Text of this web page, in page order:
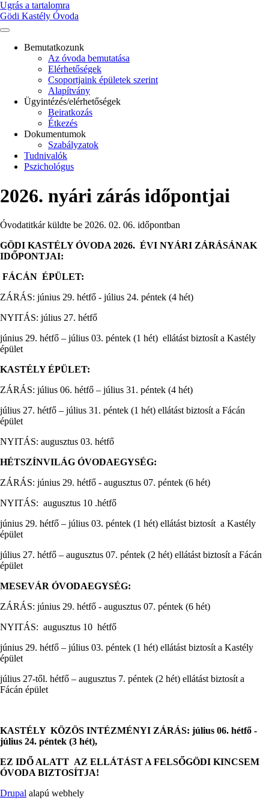
Ugrás a tartalomra
Gödi Kastély Óvoda
Bemutatkozunk
Az óvoda bemutatása
Elérhetőségek
Csoportjaink épületek szerint
Alapítvány
Ügyintézés/elérhetőségek
Beiratkozás
Étkezés
Dokumentumok
Szabályzatok
Tudnivalók
Pszichológus
2026. nyári zárás időpontjai
Óvodatitkárküldte be 2026. 02. 06. időpontban
GÖDI KASTÉLY ÓVODA 2026. ÉVI NYÁRI ZÁRÁSÁNAK
IDŐPONTJAI:
FÁCÁN ÉPÜLET:
ZÁRÁS: június 29. hétfő - július 24. péntek (4 hét)
NYITÁS: július 27. hétfő
június 29. hétfő – július 03. péntek (1 hét) ellátást biztosít a Kastély
épület
KASTÉLY ÉPÜLET:
ZÁRÁS: július 06. hétfő – július 31. péntek (4 hét)
július 27. hétfő – július 31. péntek (1 hét) ellátást biztosít a Fácán
épület
NYITÁS: augusztus 03. hétfő
HÉTSZÍNVILÁG ÓVODAEGYSÉG:
ZÁRÁS: június 29. hétfő - augusztus 07. péntek (6 hét)
NYITÁS: augusztus 10 .hétfő
június 29. hétfő – július 03. péntek (1 hét) ellátást biztosít a Kastély
épület
július 27. hétfő – augusztus 07. péntek (2 hét) ellátást biztosít a Fácán
épület
MESEVÁR ÓVODAEGYSÉG:
ZÁRÁS: június 29. hétfő - augusztus 07. péntek (6 hét)
NYITÁS: augusztus 10 hétfő
június 29. hétfő – július 03. péntek (1 hét) ellátást biztosít a Kastély
épület
július 27-től. hétfő – augusztus 7. péntek (2 hét) ellátást biztosít a
Fácán épület
KASTÉLY KÖZÖS INTÉZMÉNYI ZÁRÁS: július 06. hétfő -
július 24. péntek (3 hét),
EZ IDŐ ALATT AZ ELLÁTÁST A FELSŐGÖDI KINCSEM
ÓVODA BIZTOSÍTJA!
Drupal alapú webhely